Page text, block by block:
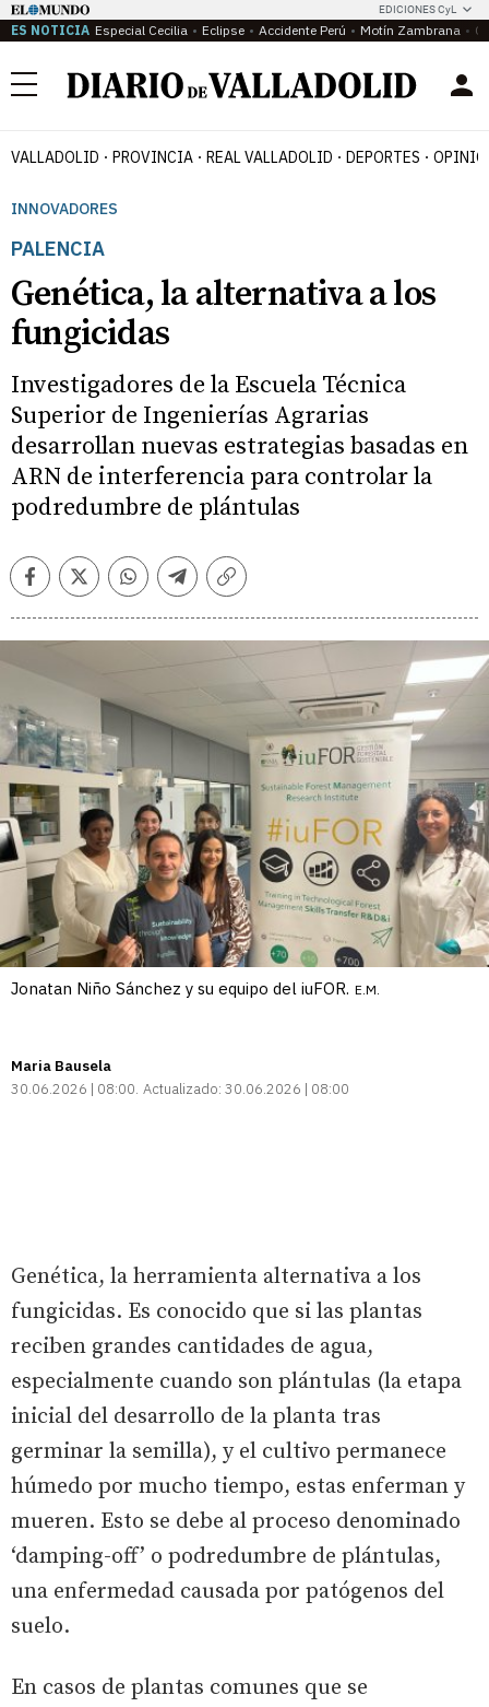
EDICIONES CyL
ES NOTICIA Especial Cecilia Eclipse Accidente Perú Motín Zambrana
Menú
VALLADOLID PROVINCIA REAL VALLADOLID DEPORTES
INNOVADORES
PALENCIA
Genética, la alternativa a los
fungicidas
Investigadores de la Escuela Técnica
Superior de Ingenierías Agrarias
desarrollan nuevas estrategias basadas en
ARN de interferencia para controlar la
podredumbre de plántulas
FacebookTwitterWhatsappTelegramCopiar
Jonatan Niño Sánchez y su equipo del iuFOR. E.M.
Maria Bausela
30.06.2026 | 08:00 Actualizado: 30.06.2026 | 08:00
Genética, la herramienta alternativa a los
fungicidas. Es conocido que si las plantas
reciben grandes cantidades de agua,
especialmente cuando son plántulas (la etapa
inicial del desarrollo de la planta tras
germinar la semilla), y el cultivo permanece
húmedo por mucho tiempo, estas enferman y
mueren. Esto se debe al proceso denominado
‘damping-off’ o podredumbre de plántulas,
una enfermedad causada por patógenos del
suelo.
En casos de plantas comunes que se